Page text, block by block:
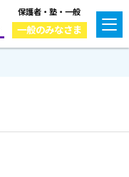
保護者・塾・一般
一般のみなさま